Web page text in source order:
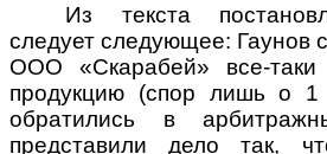
Из текста
следует следующее: Гаунов
ООО «Скарабей» все-
продукцию (спор лишь о
обратились в
представили дело так,